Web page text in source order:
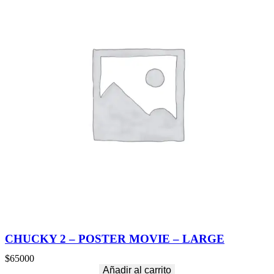
CHUCKY 2 – POSTER MOVIE – LARGE
$65000
Añadir al carrito